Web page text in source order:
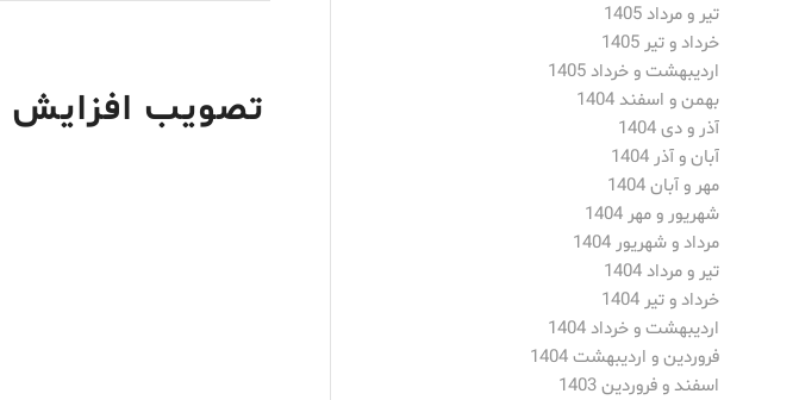
تیر و مرداد 1405
خرداد و تیر 1405
اردیبهشت و خرداد 1405
بهمن و اسفند 1404
آذر و دی 1404
آبان و آذر 1404
مهر و آبان 1404
شهریور و مهر 1404
مرداد و شهریور 1404
تیر و مرداد 1404
خرداد و تیر 1404
اردیبهشت و خرداد 1404
فروردین و اردیبهشت 1404
اسفند و فروردین 1403